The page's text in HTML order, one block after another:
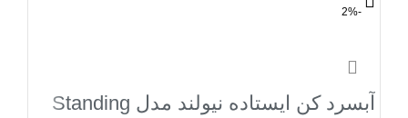
-2%
آبسرد کن ایستاده نیولند مدل Standing